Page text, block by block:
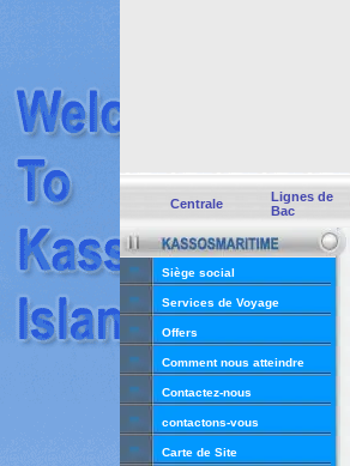
Centrale
Lignes de
Bac
Siège social
Services de Voyage
Offers
Comment nous atteindre
Contactez-nous
contactons-vous
Carte de Site